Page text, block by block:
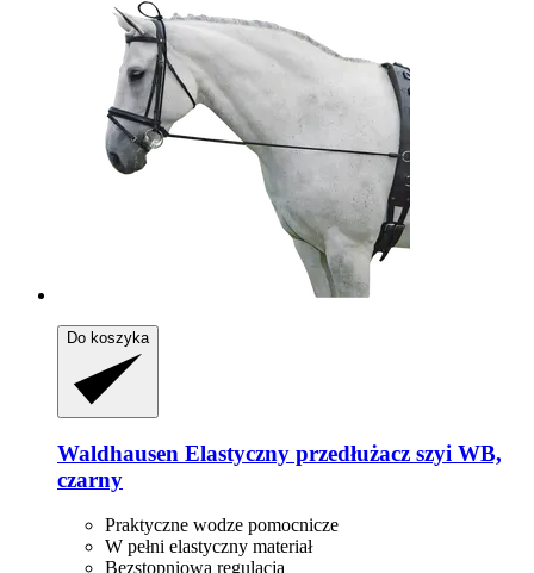
Do koszyka
Waldhausen Elastyczny przedłużacz szyi WB,
czarny
Praktyczne wodze pomocnicze
W pełni elastyczny materiał
Bezstopniowa regulacja